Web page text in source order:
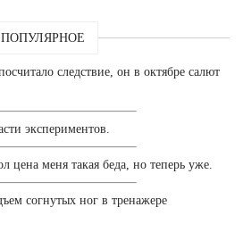
ПОПУЛЯРНОЕ
следствие, он в октябре салют
экспериментов.
цена меня такая беда, но теперь уже.
согнутых ног в тренажере